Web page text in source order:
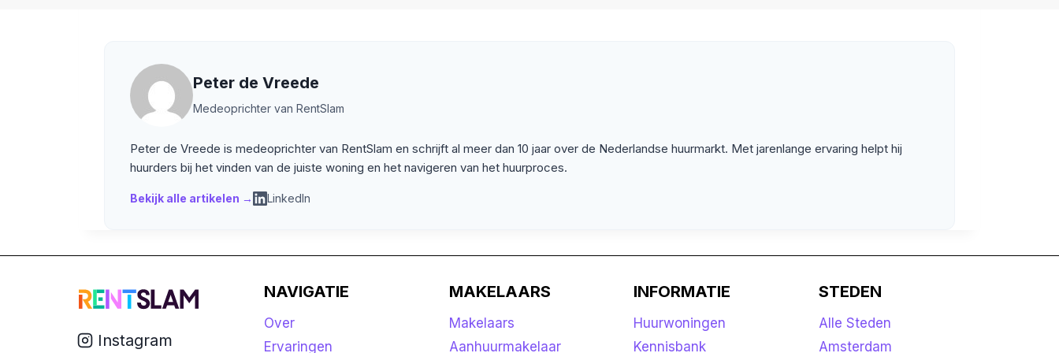
Peter de Vreede
Medeoprichter van RentSlam
Peter de Vreede is medeoprichter van RentSlam en schrijft al meer dan 10 jaar over de Nederlandse huurmarkt. Met jarenlange ervaring helpt hij
huurders bij het vinden van de juiste woning en het navigeren van het huurproces.
Bekijk alle artikelen → LinkedIn
Instagram
NAVIGATIE
Over
Ervaringen
MAKELAARS
Makelaars
Aanhuurmakelaar
INFORMATIE
Huurwoningen
Kennisbank
STEDEN
Alle Steden
Amsterdam